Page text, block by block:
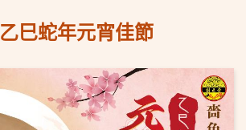
乙巳蛇年元宵佳節